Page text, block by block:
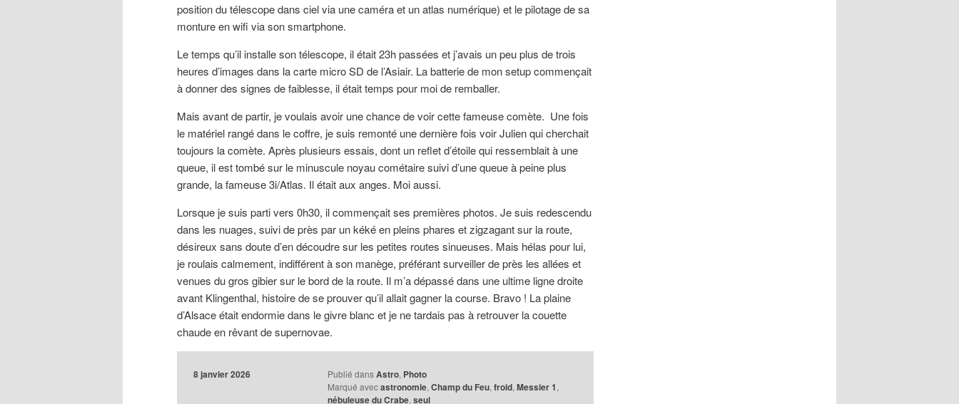
position du télescope dans ciel via une caméra et un atlas numérique) et le pilotage de sa
monture en wifi via son smartphone.
Le temps qu’il installe son télescope, il était 23h passées et j’avais un peu plus de trois
heures d’images dans la carte micro SD de l’Asiair. La batterie de mon setup commençait
à donner des signes de faiblesse, il était temps pour moi de remballer.
Mais avant de partir, je voulais avoir une chance de voir cette fameuse comète. Une fois
le matériel rangé dans le coffre, je suis remonté une dernière fois voir Julien qui cherchait
toujours la comète. Après plusieurs essais, dont un reflet d’étoile qui ressemblait à une
queue, il est tombé sur le minuscule noyau cométaire suivi d’une queue à peine plus
grande, la fameuse 3i/Atlas. Il était aux anges. Moi aussi.
Lorsque je suis parti vers 0h30, il commençait ses premières photos. Je suis redescendu
dans les nuages, suivi de près par un kéké en pleins phares et zigzagant sur la route,
désireux sans doute d’en découdre sur les petites routes sinueuses. Mais hélas pour lui,
je roulais calmement, indifférent à son manège, préférant surveiller de près les allées et
venues du gros gibier sur le bord de la route. Il m’a dépassé dans une ultime ligne droite
avant Klingenthal, histoire de se prouver qu’il allait gagner la course. Bravo ! La plaine
d’Alsace était endormie dans le givre blanc et je ne tardais pas à retrouver la couette
chaude en rêvant de supernovae.
8 janvier 2026 Publié dans Astro, Photo
Marqué avec astronomie,Champ du Feu,froid,Messier 1,
nébuleuse du Crabe,seul